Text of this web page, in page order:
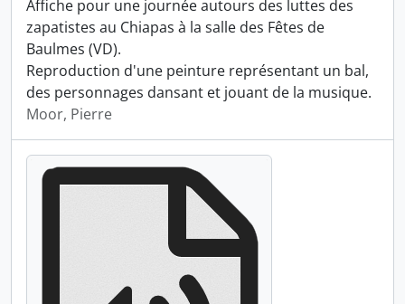
Affiche pour une journée autours des luttes des
zapatistes au Chiapas à la salle des Fêtes de
Baulmes (VD).
Reproduction d'une peinture représentant un bal,
des personnages dansant et jouant de la musique.
Moor, Pierre